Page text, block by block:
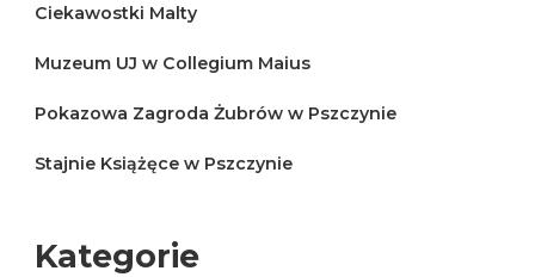
Ciekawostki Malty
Muzeum UJ w Collegium Maius
Pokazowa Zagroda Żubrów w Pszczynie
Stajnie Książęce w Pszczynie
Kategorie